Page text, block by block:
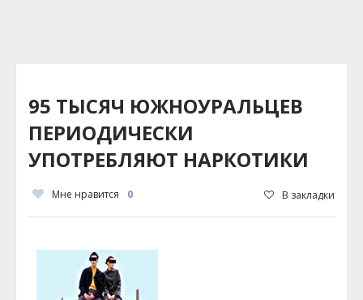
95 ТЫСЯЧ ЮЖНОУРАЛЬЦЕВ
ПЕРИОДИЧЕСКИ
УПОТРЕБЛЯЮТ НАРКОТИКИ
Мне нравится 0 В закладки